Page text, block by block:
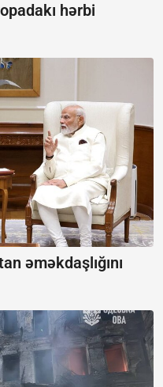
hərbi
əməkdaşlığını